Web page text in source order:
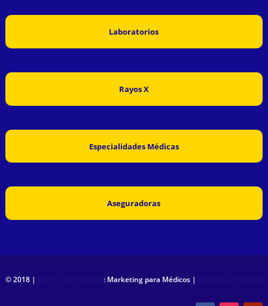
Laboratorios
Rayos X
Especialidades Médicas
Aseguradoras
© 2018 | : Marketing para Médicos |